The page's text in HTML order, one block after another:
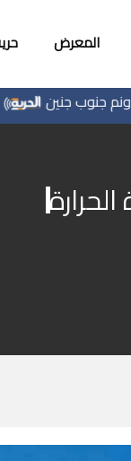
المعرض
بن